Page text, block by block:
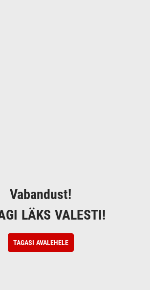
Vabandust!
LÄKS VALESTI!
TAGASI AVALEHELE